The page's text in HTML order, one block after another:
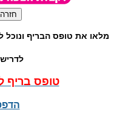
מלאו את טופס הבריף
טופס בריף